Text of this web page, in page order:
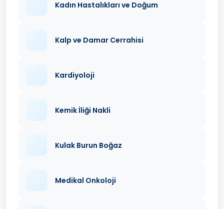
Kadın Hastalıkları ve Doğum
Kalp ve Damar Cerrahisi
Kardiyoloji
Kemik İliği Nakli
Kulak Burun Boğaz
Medikal Onkoloji